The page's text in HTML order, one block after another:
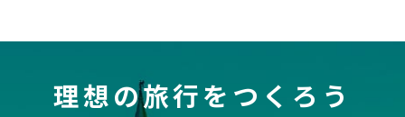
理想の旅行をつくろう